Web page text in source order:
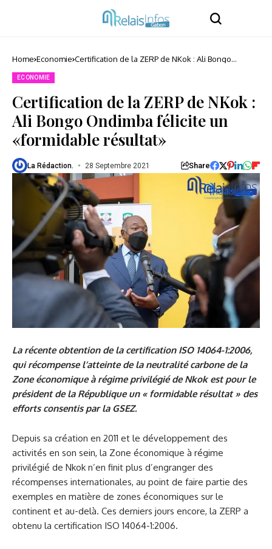
Home Economie Certification de la ZERP de NKok : Ali Bongo
ECONOMIE
Certification de la ZERP de NKok :
Ali Bongo Ondimba félicite un
«formidable résultat»
La Rédaction. 28 Septembre 2021 Share
La récente obtention de la certification ISO 14064-1:2006,
qui récompense l’atteinte de la neutralité carbone de la
Zone économique à régime privilégié de Nkok est pour le
président de la République un « formidable résultat » des
efforts consentis par la GSEZ.
Depuis sa création en 2011 et le développement des
activités en son sein, la Zone économique à régime
privilégié de Nkok n’en finit plus d’engranger des
récompenses internationales, au point de faire partie des
exemples en matière de zones économiques sur le
continent et au-delà. Ces derniers jours encore, la ZERP a
obtenu la certification ISO 14064-1:2006.